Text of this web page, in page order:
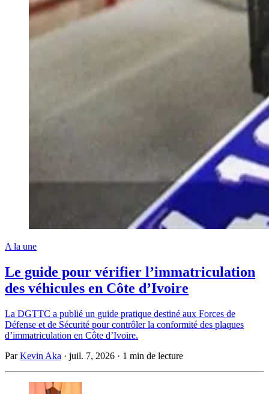
A la une
Le guide pour vérifier l’immatriculation
des véhicules en Côte d’Ivoire
La DGTTC a publié un guide pratique destiné aux Forces de
Défense et de Sécurité pour contrôler la conformité des plaques
d’immatriculation en Côte d’Ivoire.
ParKevin Aka · juil. 7, 2026 · 1 min de lecture